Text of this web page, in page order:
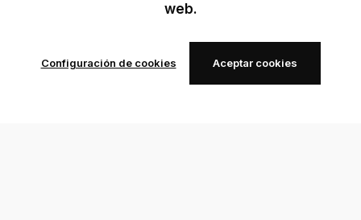
web.
Configuración de cookies Aceptar cookies